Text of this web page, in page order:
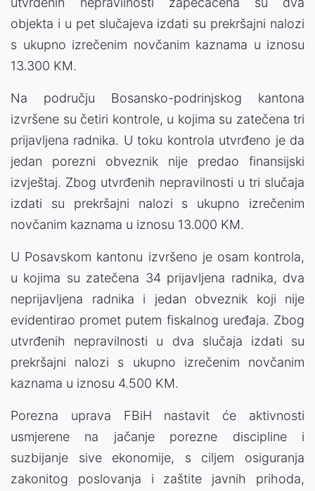
objekta i u pet slučajeva izdati su prekršajni nalozi
s ukupno izrečenim novčanim kaznama u iznosu
13.300 KM.
Na području Bosansko-podrinjskog kantona
izvršene su četiri kontrole, u kojima su zatečena tri
prijavljena radnika. U toku kontrola utvrđeno je da
jedan porezni obveznik nije predao finansijski
izvještaj. Zbog utvrđenih nepravilnosti u tri slučaja
izdati su prekršajni nalozi s ukupno izrečenim
novčanim kaznama u iznosu 13.000 KM.
U Posavskom kantonu izvršeno je osam kontrola,
u kojima su zatečena 34 prijavljena radnika, dva
neprijavljena radnika i jedan obveznik koji nije
evidentirao promet putem fiskalnog uređaja. Zbog
utvrđenih nepravilnosti u dva slučaja izdati su
prekršajni nalozi s ukupno izrečenim novčanim
kaznama u iznosu 4.500 KM.
Porezna uprava FBiH nastavit će aktivnosti
usmjerene na jačanje porezne discipline i
suzbijanje sive ekonomije, s ciljem osiguranja
zakonitog poslovanja i zaštite javnih prihoda,